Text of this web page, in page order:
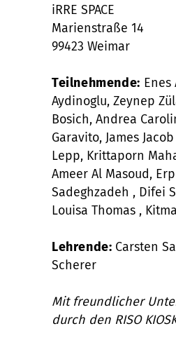
iRRE SPACE
Marienstraße 14
99423 Weimar
Teilnehmende: Enes
Aydinoglu, Zeynep
Bosich, Andrea
Garavito, James
Lepp, Krittaporn
Ameer Al Masoud,
Sadeghzadeh , Difei
Louisa Thomas ,
Lehrende: Carsten
Scherer
Mit freundlicher
durch den RISO